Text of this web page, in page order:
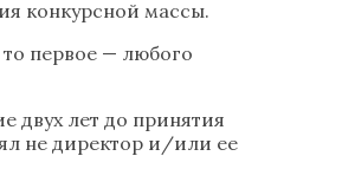
конкурсной массы.
первое — любого
двух лет до принятия
не директор и/или ее